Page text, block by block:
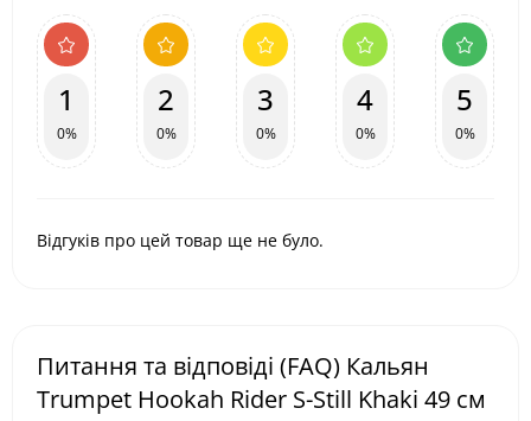
1
0%
2
0%
3
0%
4
0%
5
0%
Відгуків про цей товар ще не було.
Питання та відповіді (FAQ) Кальян
Trumpet Hookah Rider S-Still Khaki 49 см